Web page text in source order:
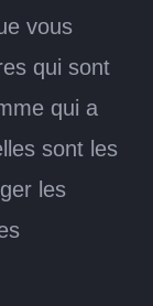
vous
qui sont
qui a
sont les
les